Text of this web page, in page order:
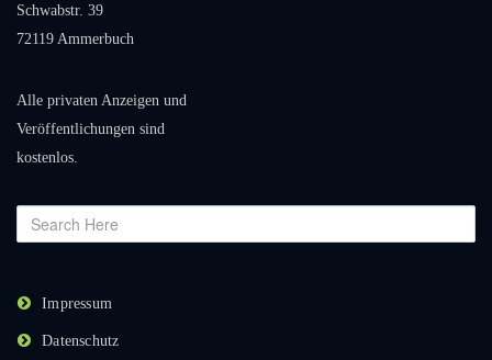
Schwabstr. 39
72119 Ammerbuch
Alle privaten Anzeigen und
Veröffentlichungen sind
kostenlos.
Impressum
Datenschutz